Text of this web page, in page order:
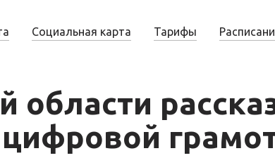
Социальная карта Тарифы